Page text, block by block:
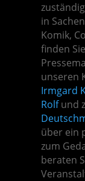
in
Komik,
finden
unseren
Irmgard
Rolfund
über ein
zum
beraten